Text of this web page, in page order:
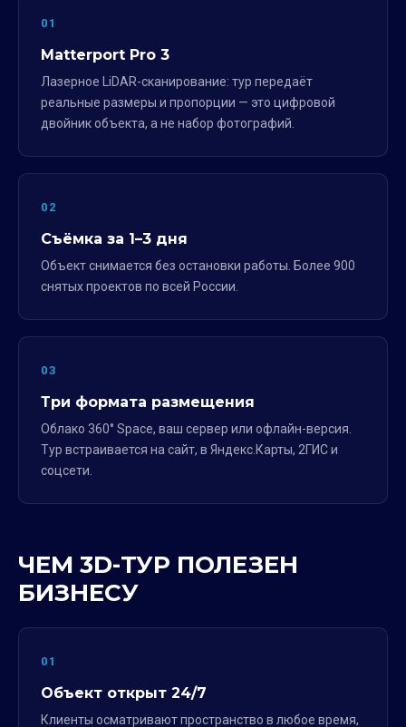
01
Matterport Pro 3
Лазерное LiDAR-сканирование: тур передаёт
реальные размеры и пропорции — это цифровой
двойник объекта, а не набор фотографий.
02
Съёмка за 1–3 дня
Объект снимается без остановки работы. Более 900
снятых проектов по всей России.
03
Три формата размещения
Облако 360° Space, ваш сервер или офлайн-версия.
Тур встраивается на сайт, в Яндекс.Карты, 2ГИС и
соцсети.
ЧЕМ 3D-ТУР ПОЛЕЗЕН
БИЗНЕСУ
01
Объект открыт 24/7
Клиенты осматривают пространство в любое время,